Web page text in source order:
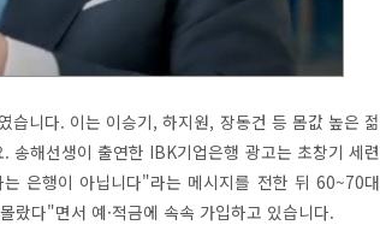
니다. 이는 이승기, 하지원, 장동건 등 몸값 높은 젊
송해선생이 출연한 IBK기업은행 광고는 초창기 세련
은행이 아닙니다"라는 메시지를 전한 뒤 60~70대
랐다"면서 예·적금에 속속 가입하고 있습니다.